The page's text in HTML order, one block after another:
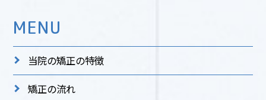
MENU
当院の矯正の特徴
矯正の流れ